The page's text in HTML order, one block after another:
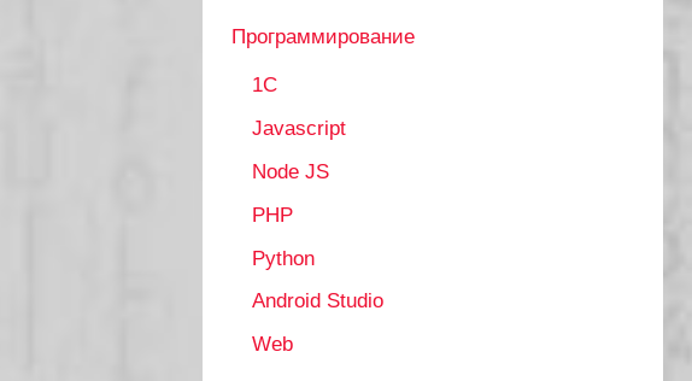
Программирование
1C
Javascript
Node JS
PHP
Python
Android Studio
Web